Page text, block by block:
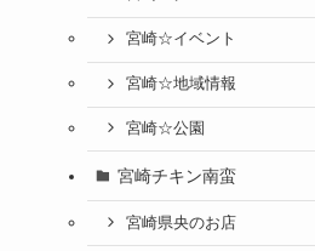
宮崎☆イベント
宮崎☆地域情報
宮崎☆公園
宮崎チキン南蛮
宮崎県央のお店